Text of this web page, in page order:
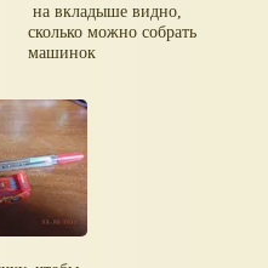
на вкладыше видно,
сколько можно собрать
машинок